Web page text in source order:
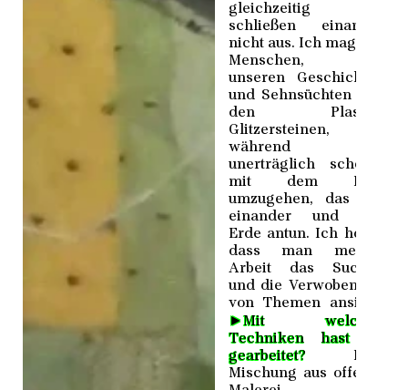
gleichzeitig und
schließen einander
nicht aus. Ich mag uns
Menschen, mit
unseren Geschichten
und Sehnsüchten und
den Plastik-
Glitzersteinen,
während es
unerträglich scheint,
mit dem Leid
umzugehen, das wir
einander und der
Erde antun. Ich hoffe,
dass man meiner
Arbeit das Suchen
und die Verwobenheit
von Themen ansieht.
►Mit welchen
Techniken hast du
gearbeitet? Eine
Mischung aus offener